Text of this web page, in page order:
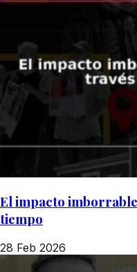
El impacto
tiempo
28 Feb 2026